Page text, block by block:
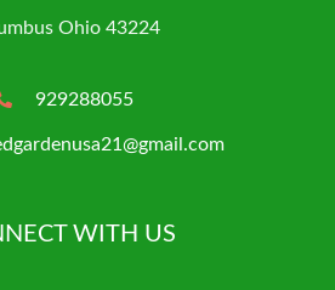
Ohio 43224
929288055
WITH US